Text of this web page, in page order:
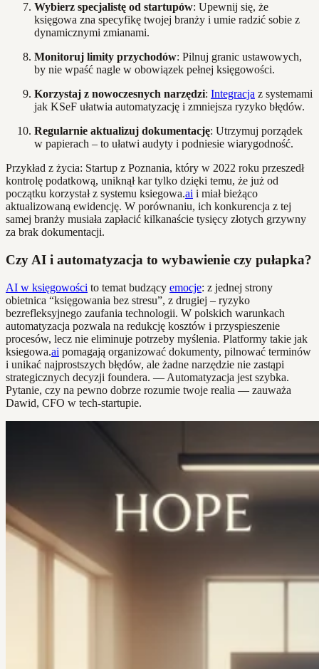
Wybierz specjalistę od startupów: Upewnij się, że
księgowa zna specyfikę twojej branży i umie radzić sobie z
dynamicznymi zmianami.
Monitoruj limity przychodów: Pilnuj granic ustawowych,
by nie wpaść nagle w obowiązek pełnej księgowości.
Korzystaj z nowoczesnych narzędzi: Integracja z systemami
jak KSeF ułatwia automatyzację i zmniejsza ryzyko błędów.
Regularnie aktualizuj dokumentację: Utrzymuj porządek
w papierach – to ułatwi audyty i podniesie wiarygodność.
Przykład z życia: Startup z Poznania, który w 2022 roku przeszedł
kontrolę podatkową, uniknął kar tylko dzięki temu, że już od
początku korzystał z systemu ksiegowa.ai i miał bieżąco
aktualizowaną ewidencję. W porównaniu, ich konkurencja z tej
samej branży musiała zapłacić kilkanaście tysięcy złotych grzywny
za brak dokumentacji.
Czy AI i automatyzacja to wybawienie czy pułapka?
AI w księgowości to temat budzący emocje: z jednej strony
obietnica “księgowania bez stresu”, z drugiej – ryzyko
bezrefleksyjnego zaufania technologii. W polskich warunkach
automatyzacja pozwala na redukcję kosztów i przyspieszenie
procesów, lecz nie eliminuje potrzeby myślenia. Platformy takie jak
ksiegowa.ai pomagają organizować dokumenty, pilnować terminów
i unikać najprostszych błędów, ale żadne narzędzie nie zastąpi
strategicznych decyzji foundera. — Automatyzacja jest szybka.
Pytanie, czy na pewno dobrze rozumie twoje realia — zauważa
Dawid, CFO w tech-startupie.